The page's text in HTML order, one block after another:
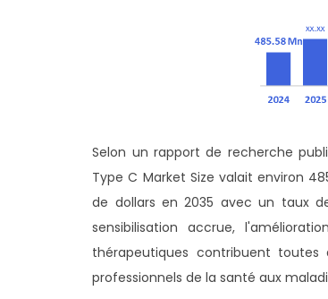
Selon un rapport de recherche
Type C Market Size valait environ
de dollars en 2035 avec un taux
sensibilisation accrue,
thérapeutiques contribuent
professionnels de la santé aux